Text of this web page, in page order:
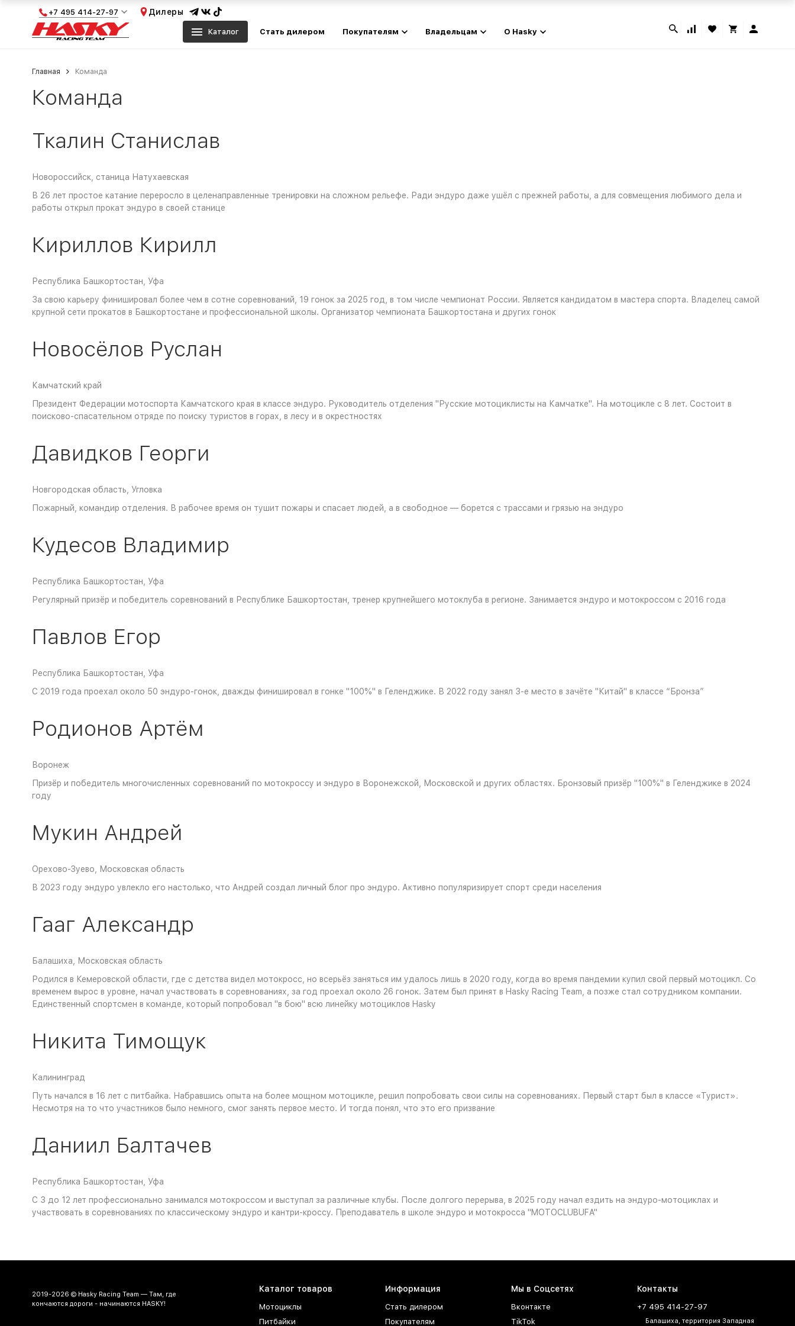
+7 495 414-27-97 Дилеры
Каталог Стать дилером Покупателям Владельцам О Hasky
Главная Команда
Команда
Ткалин Станислав
Новороссийск, станица Натухаевская
В 26 лет простое катание переросло в целенаправленные тренировки на сложном рельефе. Ради эндуро даже ушёл с прежней работы, а для совмещения любимого дела и
работы открыл прокат эндуро в своей станице
Кириллов Кирилл
Республика Башкортостан, Уфа
За свою карьеру финишировал более чем в сотне соревнований, 19 гонок за 2025 год, в том числе чемпионат России. Является кандидатом в мастера спорта. Владелец самой
крупной сети прокатов в Башкортостане и профессиональной школы. Организатор чемпионата Башкортостана и других гонок
Новосёлов Руслан
Камчатский край
Президент Федерации мотоспорта Камчатского края в классе эндуро. Руководитель отделения "Русские мотоциклисты на Камчатке". На мотоцикле с 8 лет. Состоит в
поисково-спасательном отряде по поиску туристов в горах, в лесу и в окрестностях
Давидков Георги
Новгородская область, Угловка
Пожарный, командир отделения. В рабочее время он тушит пожары и спасает людей, а в свободное — борется с трассами и грязью на эндуро
Кудесов Владимир
Республика Башкортостан, Уфа
Регулярный призёр и победитель соревнований в Республике Башкортостан, тренер крупнейшего мотоклуба в регионе. Занимается эндуро и мотокроссом с 2016 года
Павлов Егор
Республика Башкортостан, Уфа
С 2019 года проехал около 50 эндуро-гонок, дважды финишировал в гонке "100%" в Геленджике. В 2022 году занял 3-е место в зачёте "Китай" в классе “Бронза”
Родионов Артём
Воронеж
Призёр и победитель многочисленных соревнований по мотокроссу и эндуро в Воронежской, Московской и других областях. Бронзовый призёр "100%" в Геленджике в 2024
году
Мукин Андрей
Орехово-Зуево, Московская область
В 2023 году эндуро увлекло его настолько, что Андрей создал личный блог про эндуро. Активно популяризирует спорт среди населения
Гааг Александр
Балашиха, Московская область
Родился в Кемеровской области, где с детства видел мотокросс, но всерьёз заняться им удалось лишь в 2020 году, когда во время пандемии купил свой первый мотоцикл. Со
временем вырос в уровне, начал участвовать в соревнованиях, за год проехал около 26 гонок. Затем был принят в Hasky Racing Team, а позже стал сотрудником компании.
Единственный спортсмен в команде, который попробовал "в бою" всю линейку мотоциклов Hasky
Никита Тимощук
Калининград
Путь начался в 16 лет с питбайка. Набравшись опыта на более мощном мотоцикле, решил попробовать свои силы на соревнованиях. Первый старт был в классе «Турист».
Несмотря на то что участников было немного, смог занять первое место. И тогда понял, что это его призвание
Даниил Балтачев
Республика Башкортостан, Уфа
С 3 до 12 лет профессионально занимался мотокроссом и выступал за различные клубы. После долгого перерыва, в 2025 году начал ездить на эндуро-мотоциклах и
участвовать в соревнованиях по классическому эндуро и кантри-кроссу. Преподаватель в школе эндуро и мотокросса "MOTOCLUBUFA"
2019-2026 © Hasky Racing Team — Там, где
кончаются дороги - начинаются HASKY!
Каталог товаров
Мотоциклы
Питбайки
Информация
Стать дилером
Покупателям
Мы в Соцсетях
Вконтакте
TikTok
Контакты
+7 495 414-27-97
Балашиха, территория Западная